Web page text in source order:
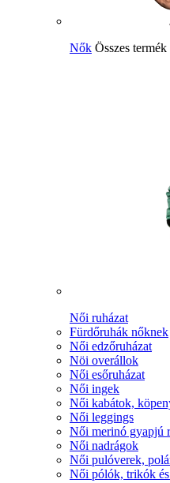
Nők Összes
Női ruházat
Fürdőruhák nőknek
Női edzőruházat
Nöi overállok
Női esőruházat
Női ingek
Női kabátok,
Női leggings
Női merinó gyapjú
Női nadrágok
Női pulóverek,
Női pólók, trikók